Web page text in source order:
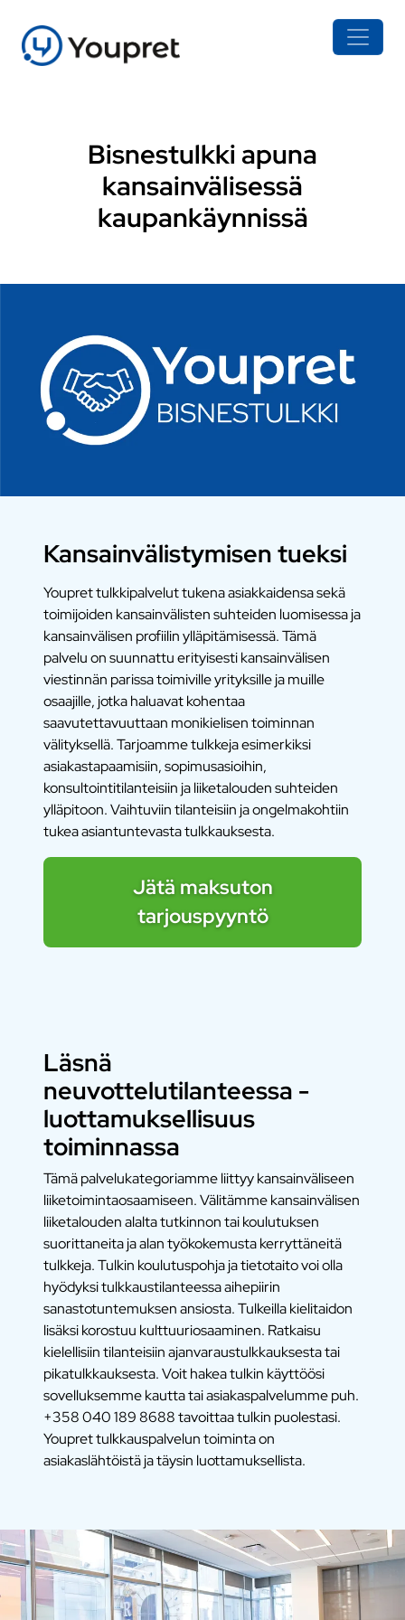
Bisnestulkki apuna
kansainvälisessä
kaupankäynnissä
Kansainvälistymisen tueksi
Youpret tulkkipalvelut tukena asiakkaidensa sekä
toimijoiden kansainvälisten suhteiden luomisessa ja
kansainvälisen profiilin ylläpitämisessä. Tämä
palvelu on suunnattu erityisesti kansainvälisen
viestinnän parissa toimiville yrityksille ja muille
osaajille, jotka haluavat kohentaa
saavutettavuuttaan monikielisen toiminnan
välityksellä. Tarjoamme tulkkeja esimerkiksi
asiakastapaamisiin, sopimusasioihin,
konsultointitilanteisiin ja liiketalouden suhteiden
ylläpitoon. Vaihtuviin tilanteisiin ja ongelmakohtiin
tukea asiantuntevasta tulkkauksesta.
Jätä maksuton
tarjouspyyntö
Läsnä
neuvottelutilanteessa -
luottamuksellisuus
toiminnassa
Tämä palvelukategoriamme liittyy kansainväliseen
liiketoimintaosaamiseen. Välitämme kansainvälisen
liiketalouden alalta tutkinnon tai koulutuksen
suorittaneita ja alan työkokemusta kerryttäneitä
tulkkeja. Tulkin koulutuspohja ja tietotaito voi olla
hyödyksi tulkkaustilanteessa aihepiirin
sanastotuntemuksen ansiosta. Tulkeilla kielitaidon
lisäksi korostuu kulttuuriosaaminen. Ratkaisu
kielellisiin tilanteisiin ajanvaraustulkkauksesta tai
pikatulkkauksesta. Voit hakea tulkin käyttöösi
sovelluksemme kautta tai asiakaspalvelumme puh.
+358 040 189 8688 tavoittaa tulkin puolestasi.
Youpret tulkkauspalvelun toiminta on
asiakaslähtöistä ja täysin luottamuksellista.